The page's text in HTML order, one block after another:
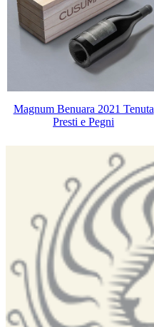
Magnum Benuara 2021 Tenuta
Presti e Pegni